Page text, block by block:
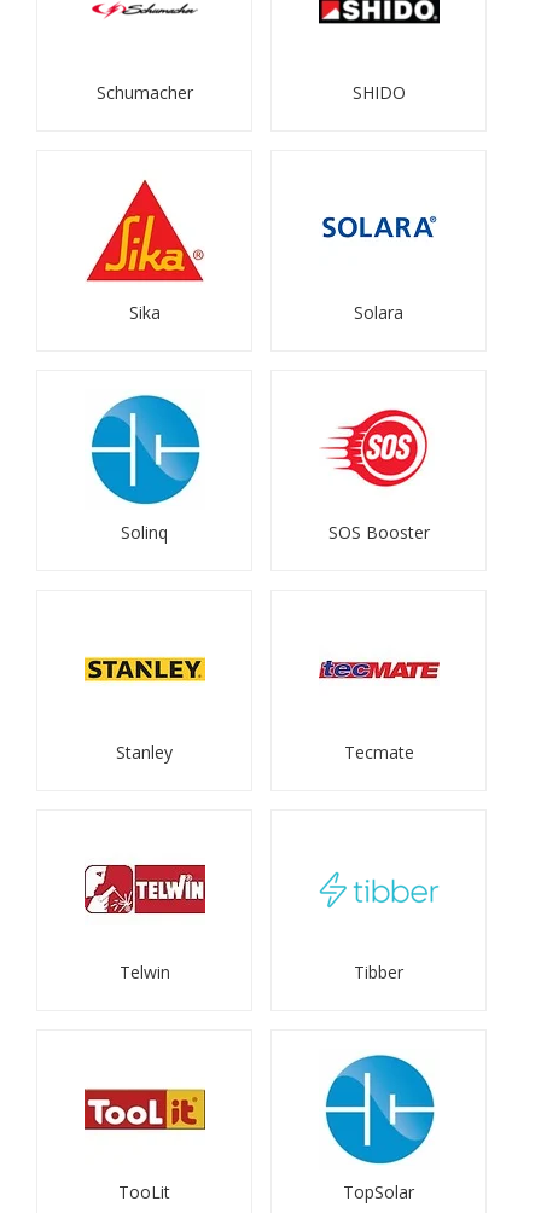
Schumacher SHIDO
Sika Solara
Solinq SOS Booster
Stanley Tecmate
Telwin Tibber
TooLit TopSolar